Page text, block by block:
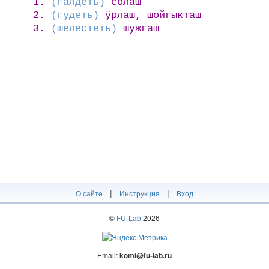
2.
(гудеть)
ӱрлаш, шойгыкташ
3.
(шелестеть) шужгаш
О сайте | Инструкция | Вход
© FU-Lab2026
Email:komi@fu-lab.ru